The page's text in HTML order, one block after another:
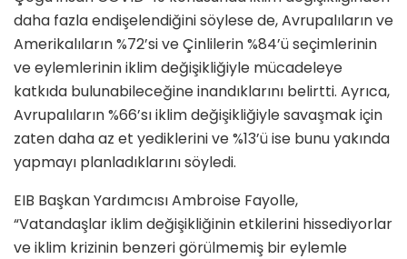
daha fazla endişelendiğini söylese de, Avrupalıların ve
Amerikalıların %72’si ve Çinlilerin %84’ü seçimlerinin
ve eylemlerinin iklim değişikliğiyle mücadeleye
katkıda bulunabileceğine inandıklarını belirtti. Ayrıca,
Avrupalıların %66’sı iklim değişikliğiyle savaşmak için
zaten daha az et yediklerini ve %13’ü ise bunu yakında
yapmayı planladıklarını söyledi.
EIB Başkan Yardımcısı Ambroise Fayolle,
“Vatandaşlar iklim değişikliğinin etkilerini hissediyorlar
ve iklim krizinin benzeri görülmemiş bir eylemle